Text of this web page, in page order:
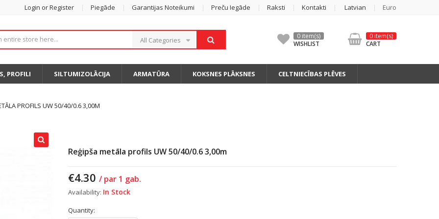
Login or Register Piegāde Garantijas Noteikumi Preču Iegāde Raksti Kontakti Latvian Euro
All Categories
0 item(s)
WISHLIST
0 item(s)
CART
PROFILI SILTUMIZOLĀCIJA ARMATŪRA KOKSNES PLĀKSNES CELTNIECĪBAS PLĒVES
PROFILS UW 50/40/0.6 3,00M
Reģipša metāla profils UW 50/40/0.6 3,00m
€4.30 / par 1 gab.
Availability: In Stock
Quantity: